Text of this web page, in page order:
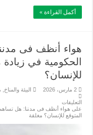
أكمل القراءة »
هواء أنظف فى
الحكومية في
للإنسان؟
2 مارس، 2026 البيئة والمناخ
التعليقات
على هواء أنظف فى مدننا: هل
المتوقع للإنسان؟ مغلقة